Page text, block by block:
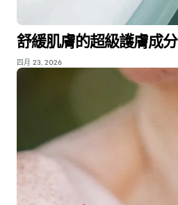
舒緩肌膚的超級護膚成分
四月 23, 2026